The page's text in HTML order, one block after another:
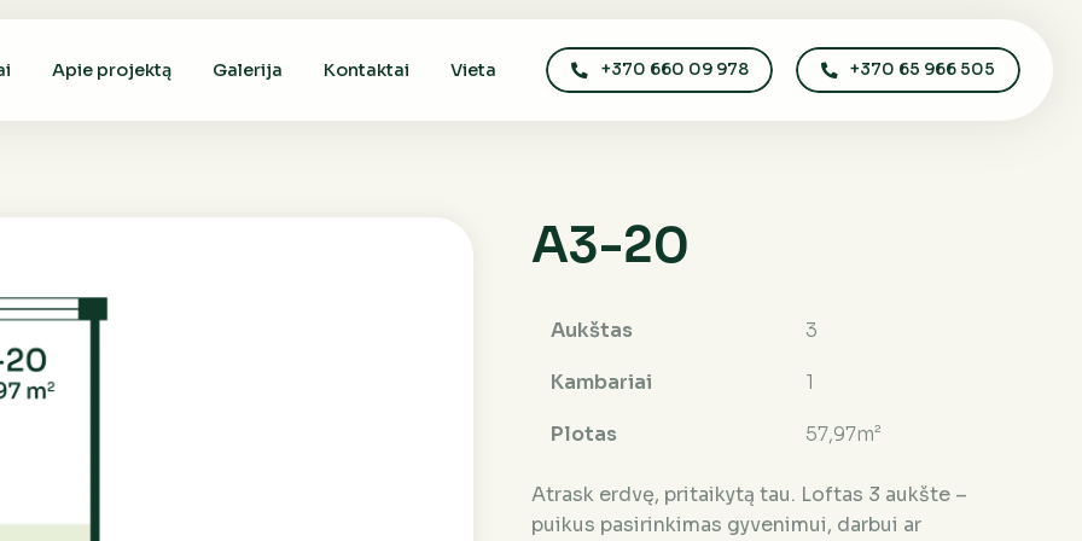
Apie projektą Galerija Kontaktai Vieta +370 660 09 978 +370 65 966 505
A3-20
Aukštas 3
Kambariai 1
Plotas 57,97m²
Atrask erdvę, pritaikytą tau. Loftas 3 aukšte –
puikus pasirinkimas gyvenimui, darbui ar